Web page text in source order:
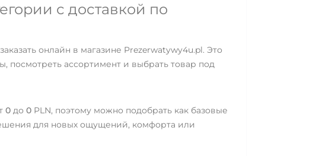
с доставкой по
онлайн в магазине Prezerwatywy4u.pl. Это
посмотреть ассортимент и выбрать товар под
0 до 0 PLN, поэтому можно подобрать как базовые
для новых ощущений, комфорта или